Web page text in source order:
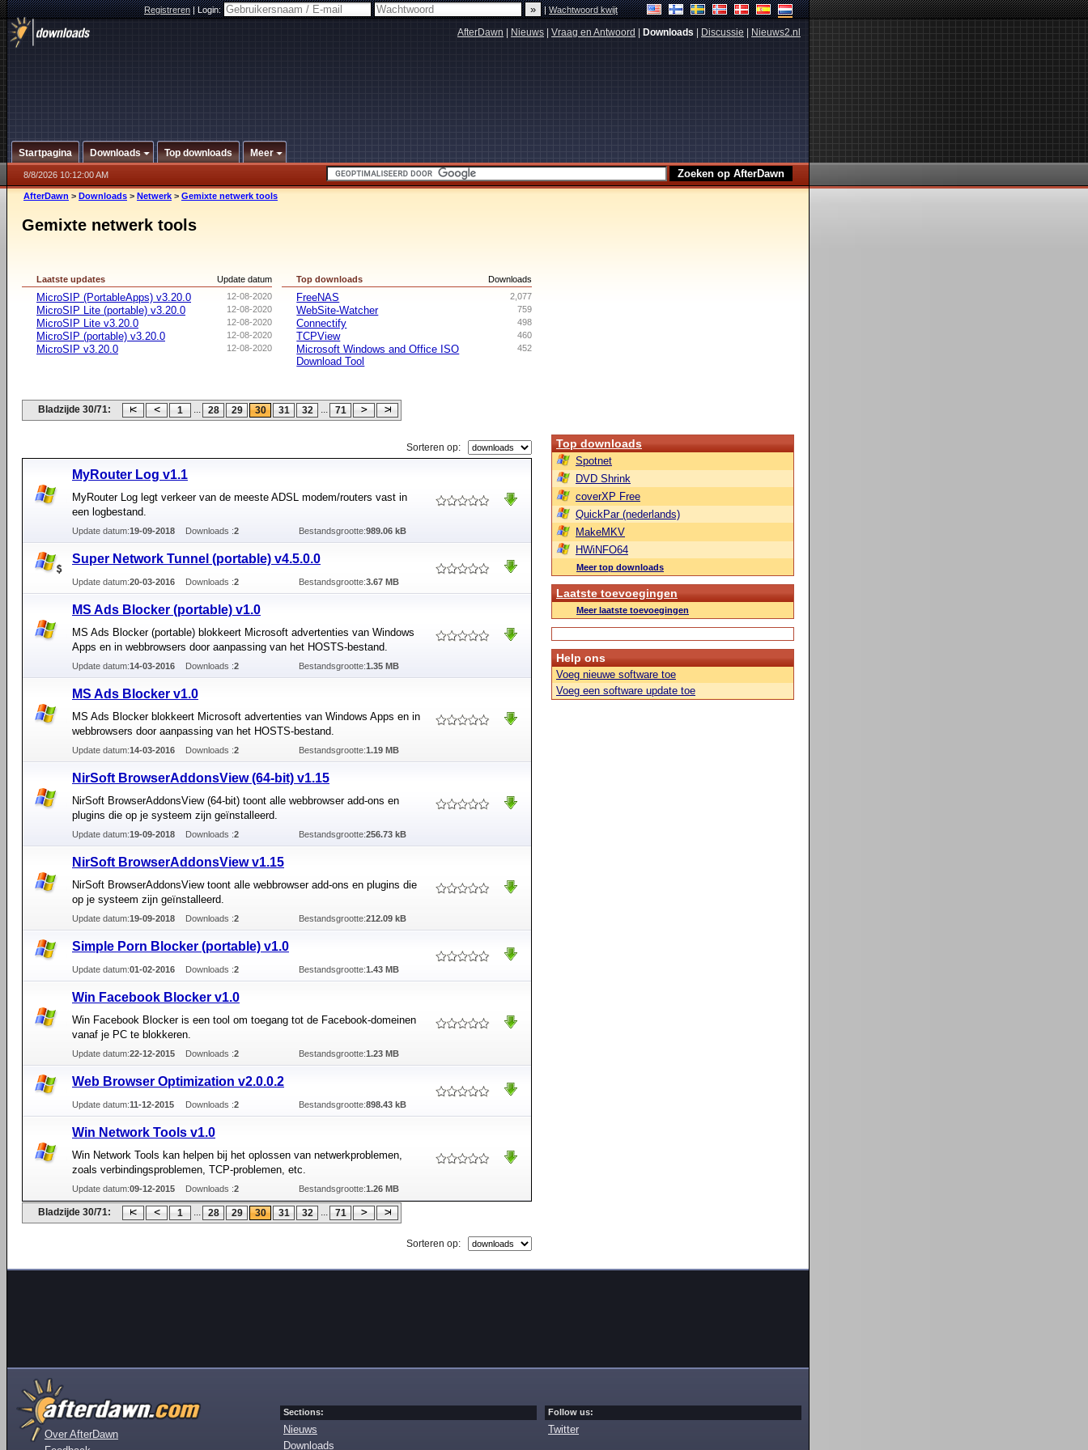
Registreren|Login: |Wachtwoord kwijt
AfterDawn Nieuws Vraag en Antwoord Downloads Discussie Nieuws2.nl
Startpagina Downloads Top downloads Meer
8/8/2026 10:12:00 AM
AfterDawn > Downloads > Netwerk > Gemixte netwerk tools
Gemixte netwerk tools
Update datum
Laatste updates
12-08-2020
MicroSIP (PortableApps) v3.20.0
12-08-2020
MicroSIP Lite (portable) v3.20.0
12-08-2020
MicroSIP Lite v3.20.0
12-08-2020
MicroSIP (portable) v3.20.0
12-08-2020
MicroSIP v3.20.0
Downloads
Top downloads
2,077
FreeNAS
759
WebSite-Watcher
498
Connectify
460
TCPView
452
Microsoft Windows and Office ISO
Download Tool
Bladzijde 30/71: 1 ... 28 29 30 31 32 ... 71
Sorteren op:
MyRouter Log v1.1
MyRouter Log legt verkeer van de meeste ADSL modem/routers vast in
een logbestand.
Update datum:19-09-2018 Downloads :2 Bestandsgrootte:989.06 kB
Super Network Tunnel (portable) v4.5.0.0
Update datum:20-03-2016 Downloads :2 Bestandsgrootte:3.67 MB
MS Ads Blocker (portable) v1.0
MS Ads Blocker (portable) blokkeert Microsoft advertenties van Windows
Apps en in webbrowsers door aanpassing van het HOSTS-bestand.
Update datum:14-03-2016 Downloads :2 Bestandsgrootte:1.35 MB
MS Ads Blocker v1.0
MS Ads Blocker blokkeert Microsoft advertenties van Windows Apps en in
webbrowsers door aanpassing van het HOSTS-bestand.
Update datum:14-03-2016 Downloads :2 Bestandsgrootte:1.19 MB
NirSoft BrowserAddonsView (64-bit) v1.15
NirSoft BrowserAddonsView (64-bit) toont alle webbrowser add-ons en
plugins die op je systeem zijn geïnstalleerd.
Update datum:19-09-2018 Downloads :2 Bestandsgrootte:256.73 kB
NirSoft BrowserAddonsView v1.15
NirSoft BrowserAddonsView toont alle webbrowser add-ons en plugins die
op je systeem zijn geïnstalleerd.
Update datum:19-09-2018 Downloads :2 Bestandsgrootte:212.09 kB
Simple Porn Blocker (portable) v1.0
Update datum:01-02-2016 Downloads :2 Bestandsgrootte:1.43 MB
Win Facebook Blocker v1.0
Win Facebook Blocker is een tool om toegang tot de Facebook-domeinen
vanaf je PC te blokkeren.
Update datum:22-12-2015 Downloads :2 Bestandsgrootte:1.23 MB
Web Browser Optimization v2.0.0.2
Update datum:11-12-2015 Downloads :2 Bestandsgrootte:898.43 kB
Win Network Tools v1.0
Win Network Tools kan helpen bij het oplossen van netwerkproblemen,
zoals verbindingsproblemen, TCP-problemen, etc.
Update datum:09-12-2015 Downloads :2 Bestandsgrootte:1.26 MB
Bladzijde 30/71: 1 ... 28 29 30 31 32 ... 71
Sorteren op:
Top downloads
Spotnet
DVD Shrink
coverXP Free
QuickPar (nederlands)
MakeMKV
HWiNFO64
Meer top downloads
Laatste toevoegingen
Meer laatste toevoegingen
Help ons
Voeg nieuwe software toe
Voeg een software update toe
Over AfterDawn
Sections:
Nieuws
Downloads
Follow us:
Twitter